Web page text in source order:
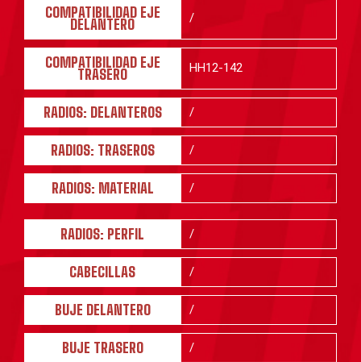
COMPATIBILIDAD EJE
DELANTERO /
COMPATIBILIDAD EJE
TRASERO HH12-142
RADIOS: DELANTEROS /
RADIOS: TRASEROS /
RADIOS: MATERIAL /
RADIOS: PERFIL /
CABECILLAS /
BUJE DELANTERO /
BUJE TRASERO /